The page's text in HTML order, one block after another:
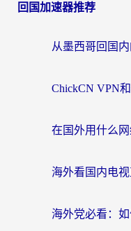
回国加速器推荐